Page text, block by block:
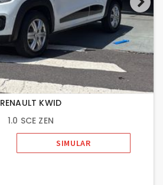
RENAULT KWID
1.0 SCE ZEN
SIMULAR